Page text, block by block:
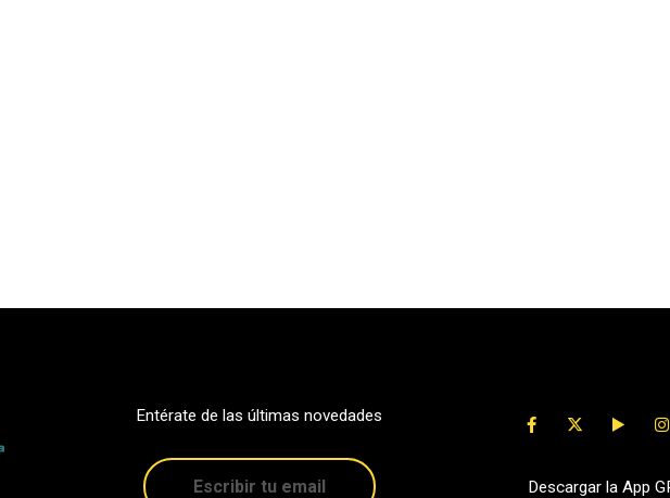
Entérate de las últimas novedades
Descargar la App